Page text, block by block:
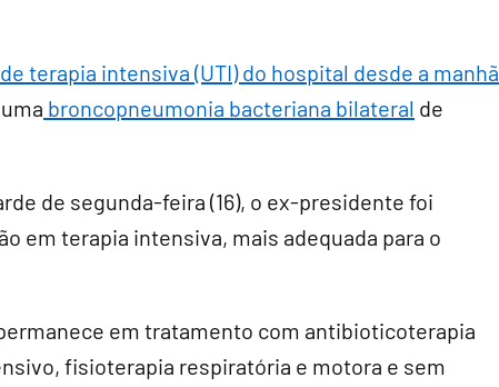
terapia intensiva (UTI) do hospital desde a manhã
broncopneumonia bacteriana bilateral de
de segunda-feira (16), o ex-presidente foi
em terapia intensiva, mais adequada para o
em tratamento com antibioticoterapia
fisioterapia respiratória e motora e sem